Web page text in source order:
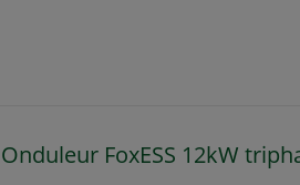
Onduleur FoxESS 12kW